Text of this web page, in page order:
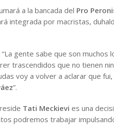
a la bancada del Pro
integrada por macristas,
gente sabe que son muchos
trascendidos que no tienen
voy a volver a aclarar que
”.
Tati Meckievi es una
podremos trabajar